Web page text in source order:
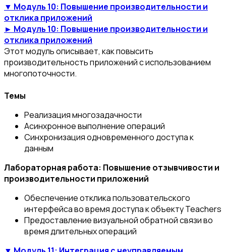
▼ Модуль 10: Повышение производительности и
отклика приложений
► Модуль 10: Повышение производительности и
отклика приложений
Этот модуль описывает, как повысить
производительность приложений с использованием
многопоточности.
Темы
Реализация многозадачности
Асинхронное выполнение операций
Синхронизация одновременного доступа к
данным
Лабораторная работа: Повышение отзывчивости и
производительности приложений
Обеспечение отклика пользовательского
интерфейса во время доступа к объекту Teachers
Предоставление визуальной обратной связи во
время длительных операций